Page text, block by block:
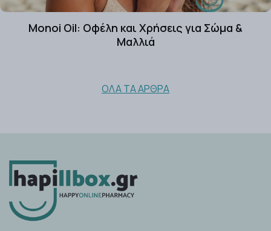
Monoi Oil: Οφέλη και Χρήσεις για Σώμα &
Μαλλιά
ΌΛΑ ΤΑ ΆΡΘΡΑ